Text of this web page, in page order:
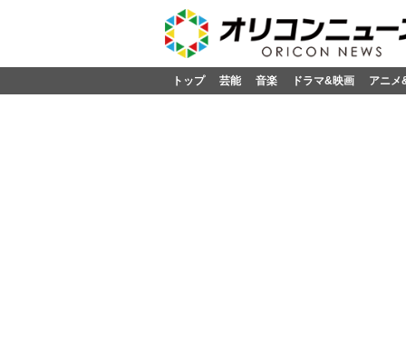
トップ 芸能 音楽 ドラマ&映画 アニメ